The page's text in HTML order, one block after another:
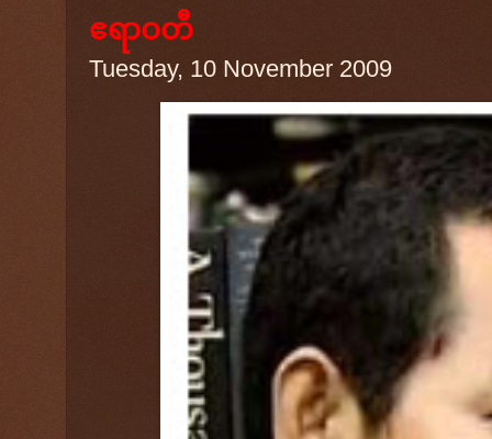
ဧရာဝတီ
Tuesday, 10 November 2009